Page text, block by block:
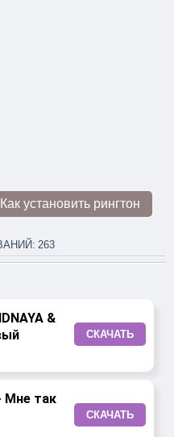
Как установить рингтон
263
&
СКАЧАТЬ
Мне так
СКАЧАТЬ